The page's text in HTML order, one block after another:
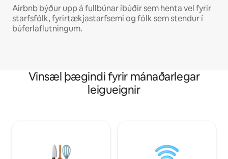
Airbnb býður upp á fullbúnar íbúðir sem henta vel fyrir
starfsfólk, fyrirtækjastarfsemi og fólk sem stendur í
búferlaflutningum.
Vinsæl þægindi fyrir mánaðarlegar
leigueignir